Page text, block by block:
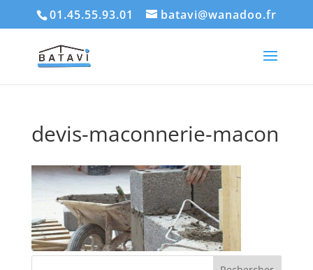
01.45.55.93.01 batavi@wanadoo.fr
devis-maconnerie-macon